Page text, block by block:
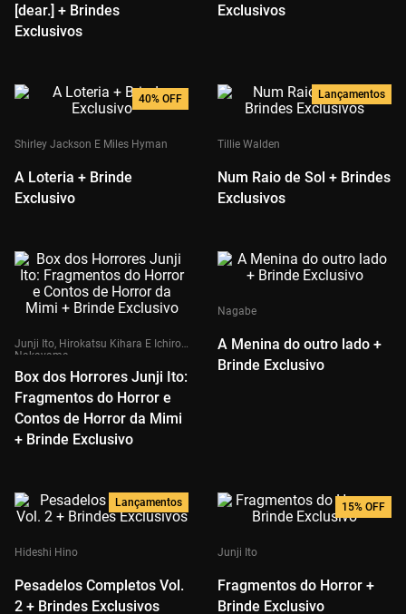
[dear.] + Brindes
Exclusivos
Exclusivos
Shirley Jackson E Miles Hyman
A Loteria + Brinde
Exclusivo
40% OFF
Tillie Walden
Num Raio de Sol + Brindes
Exclusivos
Lançamentos
Junji Ito, Hirokatsu Kihara E Ichiro
Nakayama
Box dos Horrores Junji Ito:
Fragmentos do Horror e
Contos de Horror da Mimi
+ Brinde Exclusivo
Nagabe
A Menina do outro lado +
Brinde Exclusivo
Hideshi Hino
Pesadelos Completos Vol.
2 + Brindes Exclusivos
Lançamentos
Junji Ito
Fragmentos do Horror +
Brinde Exclusivo
15% OFF